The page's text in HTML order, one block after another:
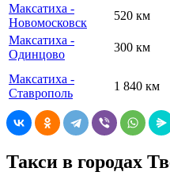
Максатиха -
Новомосковск
520 км
Максатиха -
Одинцово
300 км
Максатиха -
Ставрополь
1 840 км
Такси в городах